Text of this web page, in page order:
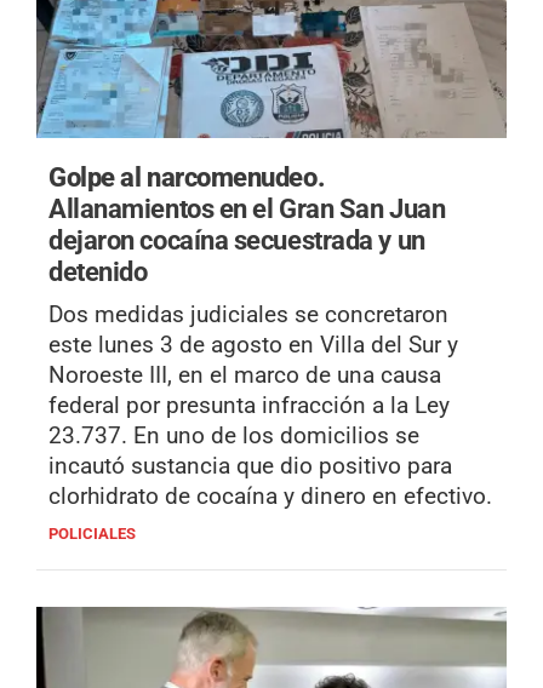
Golpe al narcomenudeo.
Allanamientos en el Gran San Juan
dejaron cocaína secuestrada y un
detenido
Dos medidas judiciales se concretaron
este lunes 3 de agosto en Villa del Sur y
Noroeste III, en el marco de una causa
federal por presunta infracción a la Ley
23.737. En uno de los domicilios se
incautó sustancia que dio positivo para
clorhidrato de cocaína y dinero en efectivo.
POLICIALES